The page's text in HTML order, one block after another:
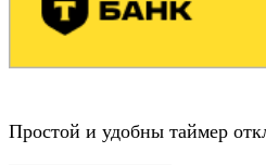
Простой и удобны таймер